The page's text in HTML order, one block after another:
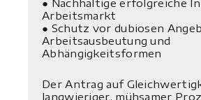
● Nachhaltige erfolgreiche
Arbeitsmarkt
● Schutz vor dubiosen
Arbeitsausbeutung und
Abhängigkeitsformen
Der Antrag auf
langwieriger, mühsamer